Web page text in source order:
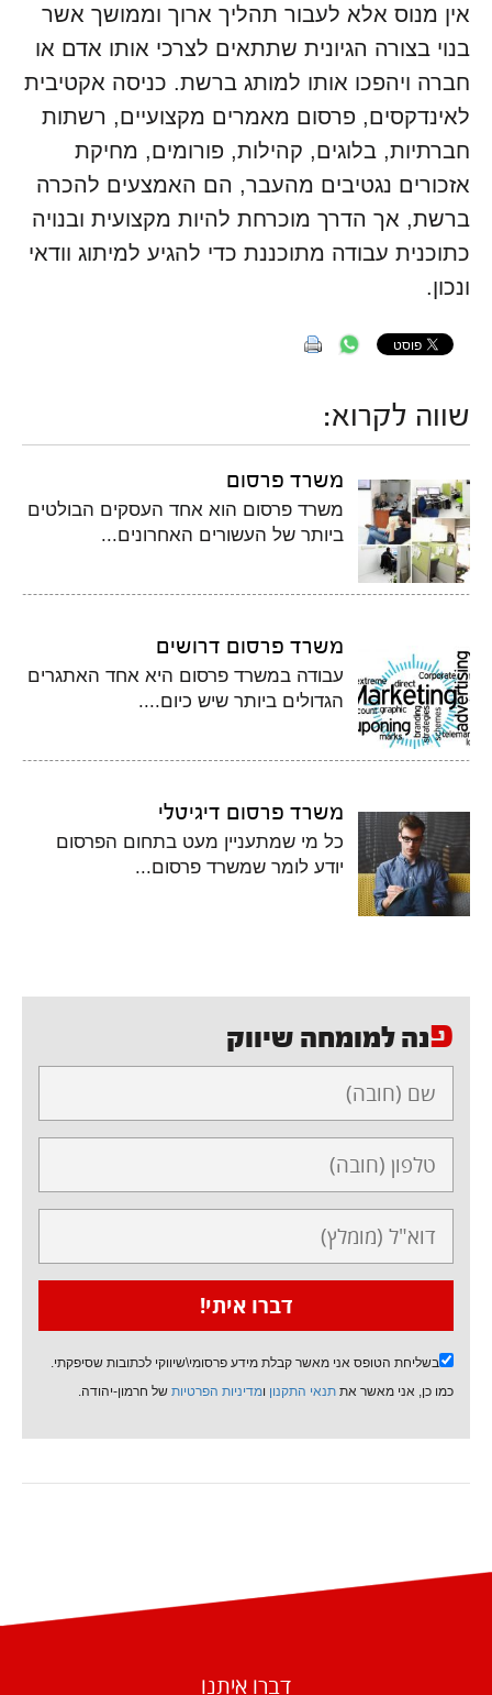
אין מנוס אלא לעבור תהליך ארוך וממושך אשר
בנוי בצורה הגיונית שתתאים לצרכי אותו אדם או
חברה ויהפכו אותו למותג ברשת. כניסה אקטיבית
לאינדקסים, פרסום מאמרים מקצועיים, רשתות
חברתיות, בלוגים, קהילות, פורומים, מחיקת
אזכורים נגטיבים מהעבר, הם האמצעים להכרה
ברשת, אך הדרך מוכרחת להיות מקצועית ובנויה
כתוכנית עבודה מתוכננת כדי להגיע למיתוג וודאי
ונכון.
שווה לקרוא:
משרד פרסום
משרד פרסום הוא אחד העסקים הבולטים
ביותר של העשורים האחרונים...
משרד פרסום דרושים
עבודה במשרד פרסום היא אחד האתגרים
הגדולים ביותר שיש כיום....
משרד פרסום דיגיטלי
כל מי שמתעניין מעט בתחום הפרסום
יודע לומר שמשרד פרסום...
פנה למומחה שיווק
בשליחת הטופס אני מאשר קבלת מידע פרסומי\שיווקי לכתובות שסיפקתי.
כמו כן, אני מאשר את תנאי התקנון ומדיניות הפרטיות של חרמון-יהודה.
דברו איתנו